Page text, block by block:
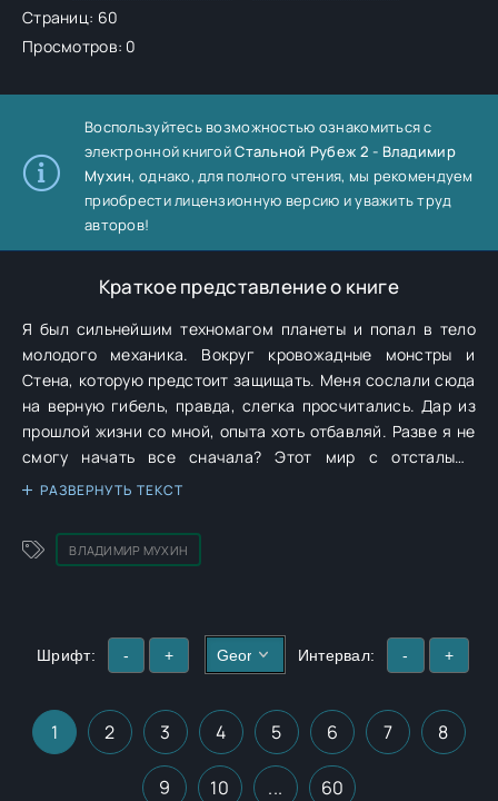
Страниц: 60
Просмотров: 0
Воспользуйтесь возможностью ознакомиться с
электронной книгойСтальной Рубеж 2 - Владимир
Мухин, однако, для полного чтения, мы рекомендуем
приобрести лицензионную версию и уважить труд
авторов!
Краткое представление о книге
Я был сильнейшим техномагом планеты и попал в тело
молодого механика. Вокруг кровожадные монстры и
Стена, которую предстоит защищать. Меня сослали сюда
на верную гибель, правда, слегка просчитались. Дар из
прошлой жизни со мной, опыта хоть отбавляй. Разве я не
смогу начать все сначала? Этот мир с отсталыми
технологиями — для меня идеален! И его пора починить...
РАЗВЕРНУТЬ ТЕКСТ
ВЛАДИМИР МУХИН
Шрифт: - + Интервал: - +
1 2 3 4 5 6 7 8
9 10 ... 60